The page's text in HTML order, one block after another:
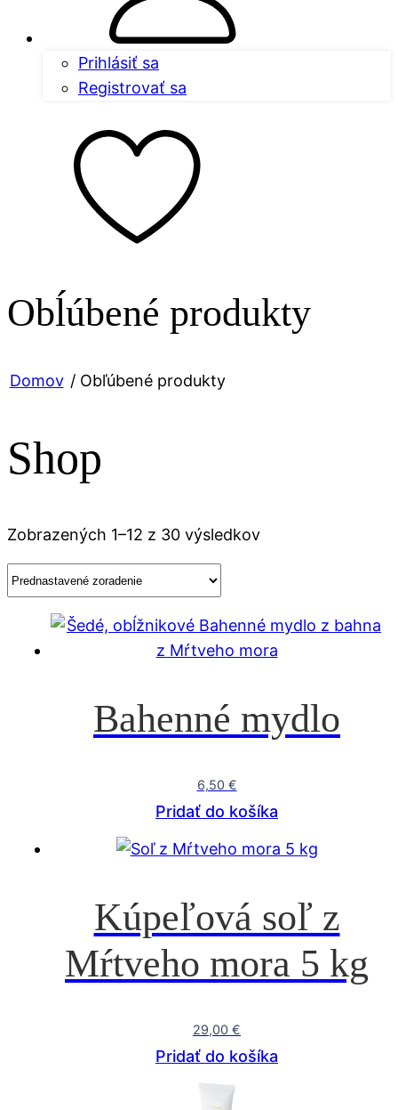
Prihlásiť sa
Registrovať sa
Obĺúbené produkty
Domov / Obľúbené produkty
Shop
Zobrazených 1–12 z 30 výsledkov
Bahenné mydlo
6,50 €
Pridať do košíka
Kúpeľová soľ z
Mŕtveho mora 5 kg
29,00 €
Pridať do košíka